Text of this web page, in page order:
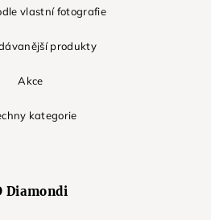
vlastní fotografie
produkty
Akce
kategorie
Diamondi